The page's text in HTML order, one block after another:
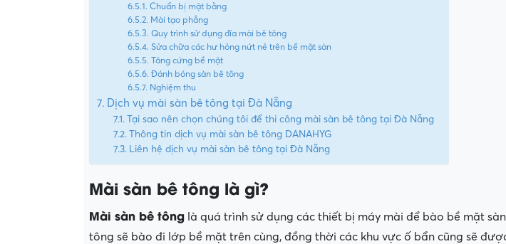
Chuẩn bị mặt bằng
Mài tạo phẳng
Quy trình sử dụng đĩa mài bê tông
Sửa chữa các hư hỏng nứt nẻ trên bề mặt sàn
Tăng cứng bề mặt
Đánh bóng sàn bê tông
Nghiệm thu
Dịch vụ mài sàn bê tông tại Đà Nẵng
Tại sao nên chọn chúng tôi để thi công mài sàn bê tông tại Đà Nẵng
Thông tin dịch vụ mài sàn bê tông DANAHYG
Liên hệ dịch vụ mài sàn bê tông tại Đà Nẵng
Mài sàn bê tông là gì?
Mài sàn bê tông là quá trình sử dụng các thiết bị máy mài để bào bề mặt
tông sẽ bào đi lớp bề mặt trên cùng, đồng thời các khu vực ố bẩn cũng sẽ